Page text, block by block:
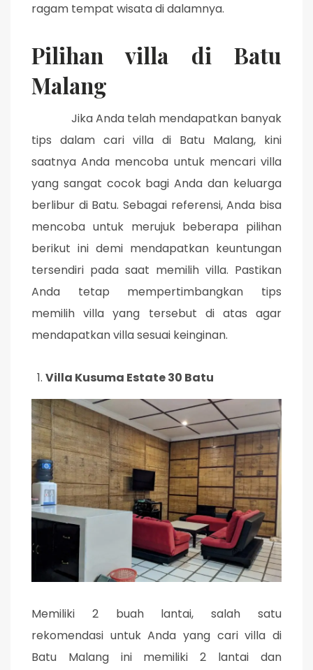
ragam tempat wisata di dalamnya.
Pilihan villa di Batu
Malang
Jika Anda telah mendapatkan banyak
tips dalam cari villa di Batu Malang, kini
saatnya Anda mencoba untuk mencari villa
yang sangat cocok bagi Anda dan keluarga
berlibur di Batu. Sebagai referensi, Anda bisa
mencoba untuk merujuk beberapa pilihan
berikut ini demi mendapatkan keuntungan
tersendiri pada saat memilih villa. Pastikan
Anda tetap mempertimbangkan tips
memilih villa yang tersebut di atas agar
mendapatkan villa sesuai keinginan.
Villa Kusuma Estate 30 Batu
Memiliki 2 buah lantai, salah satu
rekomendasi untuk Anda yang cari villa di
Batu Malang ini memiliki 2 lantai dan